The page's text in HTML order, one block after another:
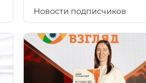
Новости подписчиков